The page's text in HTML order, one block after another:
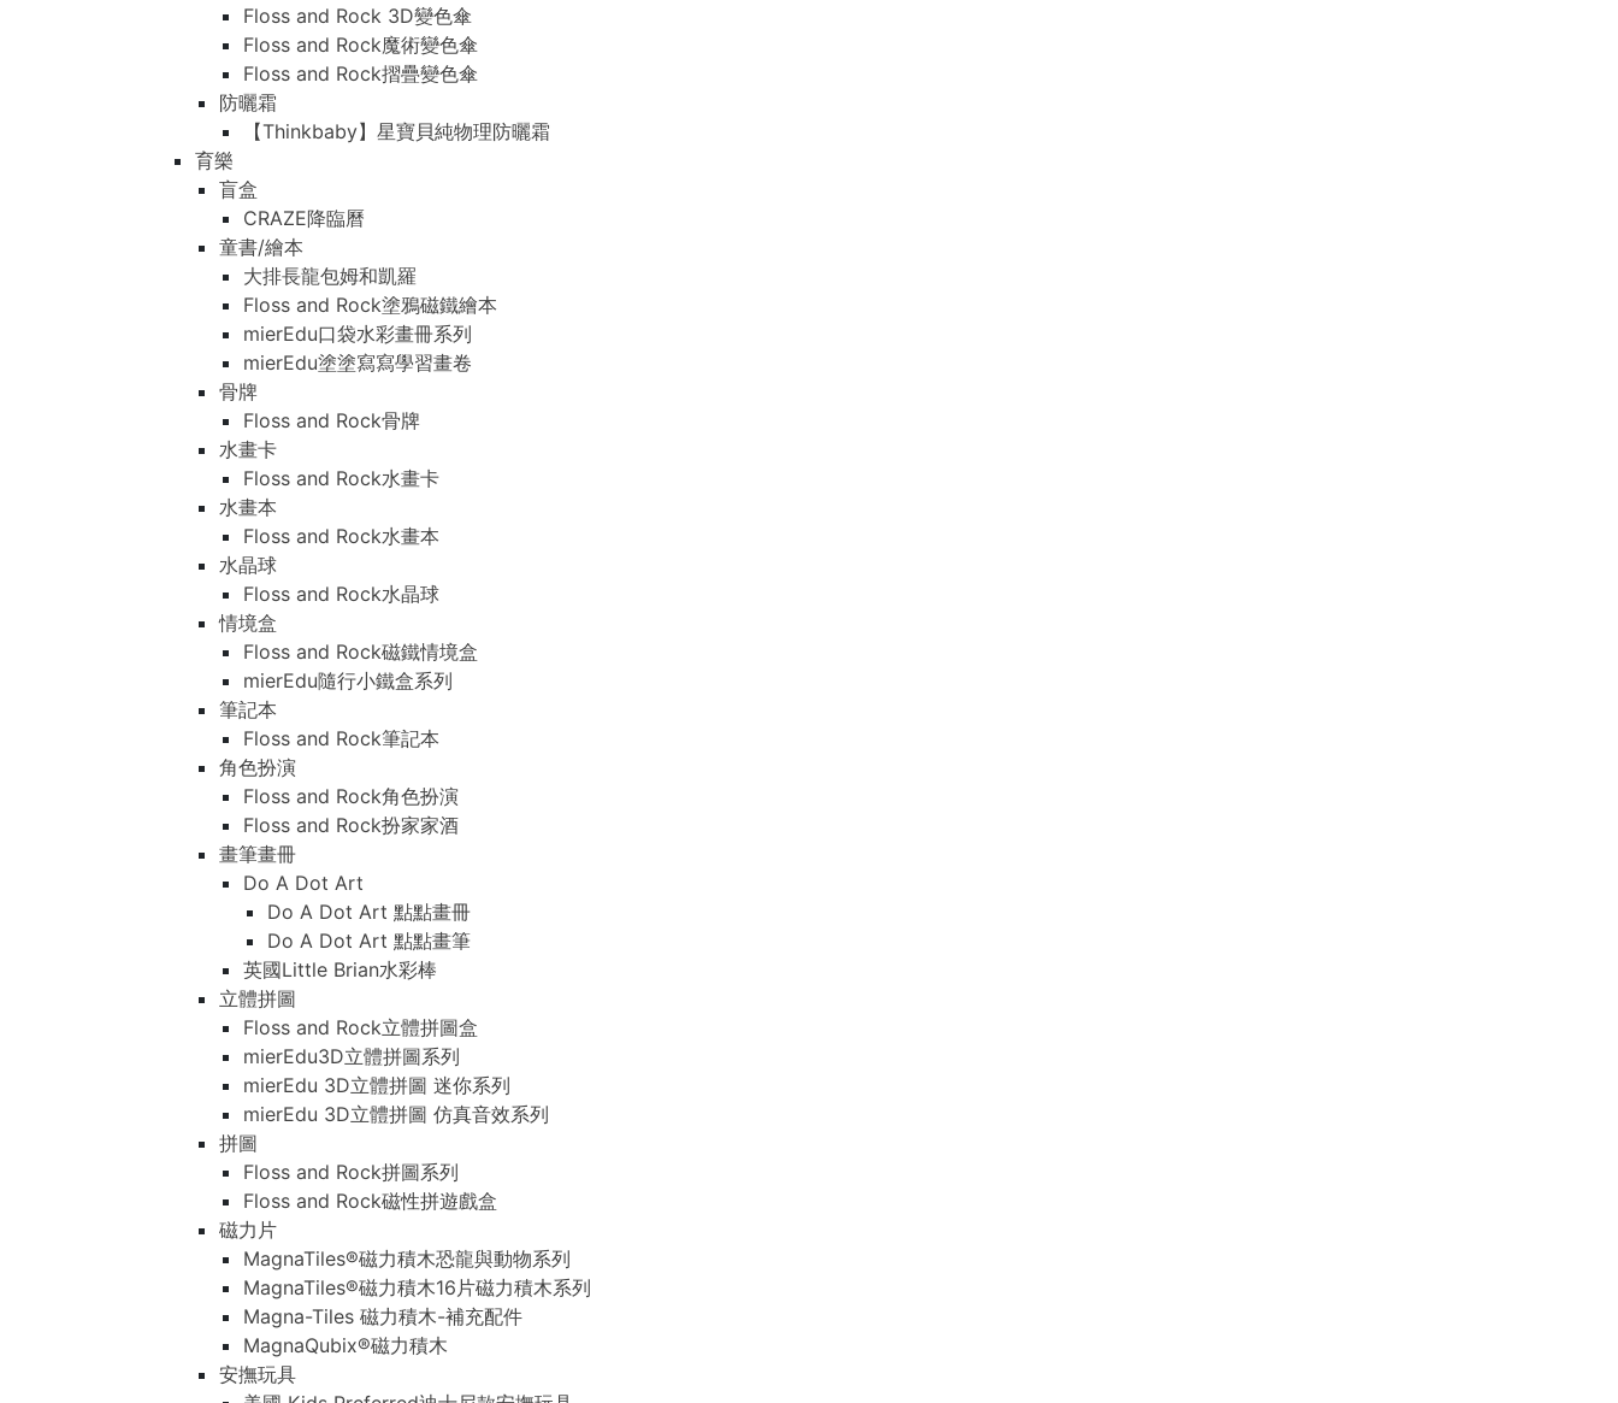
Floss and Rock 3D變色傘
Floss and Rock魔術變色傘
Floss and Rock摺疊變色傘
防曬霜
【Thinkbaby】星寶貝純物理防曬霜
育樂
盲盒
CRAZE降臨曆
童書/繪本
大排長龍包姆和凱羅
Floss and Rock塗鴉磁鐵繪本
mierEdu口袋水彩畫冊系列
mierEdu塗塗寫寫學習畫卷
骨牌
Floss and Rock骨牌
水畫卡
Floss and Rock水畫卡
水畫本
Floss and Rock水畫本
水晶球
Floss and Rock水晶球
情境盒
Floss and Rock磁鐵情境盒
mierEdu隨行小鐵盒系列
筆記本
Floss and Rock筆記本
角色扮演
Floss and Rock角色扮演
Floss and Rock扮家家酒
畫筆畫冊
Do A Dot Art
Do A Dot Art 點點畫冊
Do A Dot Art 點點畫筆
英國Little Brian水彩棒
立體拼圖
Floss and Rock立體拼圖盒
mierEdu3D立體拼圖系列
mierEdu 3D立體拼圖 迷你系列
mierEdu 3D立體拼圖 仿真音效系列
拼圖
Floss and Rock拼圖系列
Floss and Rock磁性拼遊戲盒
磁力片
MagnaTiles®磁力積木恐龍與動物系列
MagnaTiles®磁力積木16片磁力積木系列
Magna-Tiles 磁力積木-補充配件
MagnaQubix®磁力積木
安撫玩具